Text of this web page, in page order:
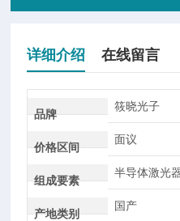
详细介绍 在线留言
品牌
筱晓光子
价格区间
面议
组成要素
半导体激光
产地类别
国产